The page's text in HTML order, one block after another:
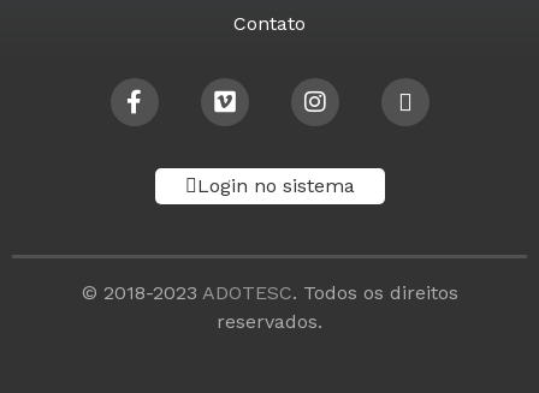
Contato
Login no sistema
© 2018-2023 ADOTESC. Todos os direitos
reservados.